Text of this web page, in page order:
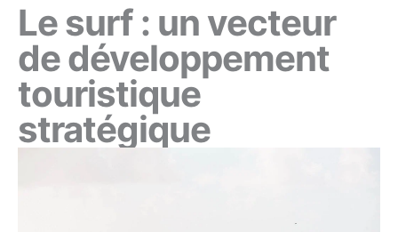
Le surf : un vecteur
de développement
touristique
stratégique